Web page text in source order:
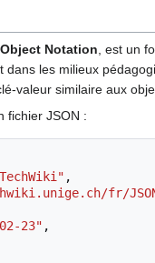
Notation , est un
les milieux
valeur similaire aux
fichier JSON :
,
fr/
23" ,